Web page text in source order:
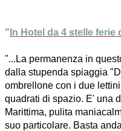
" In Hotel da 4 stelle
"...La permanenza in
dalla stupenda spiaggia
ombrellone con i due
quadrati di spazio. E' una
Marittima, pulita
suo particolare. Basta